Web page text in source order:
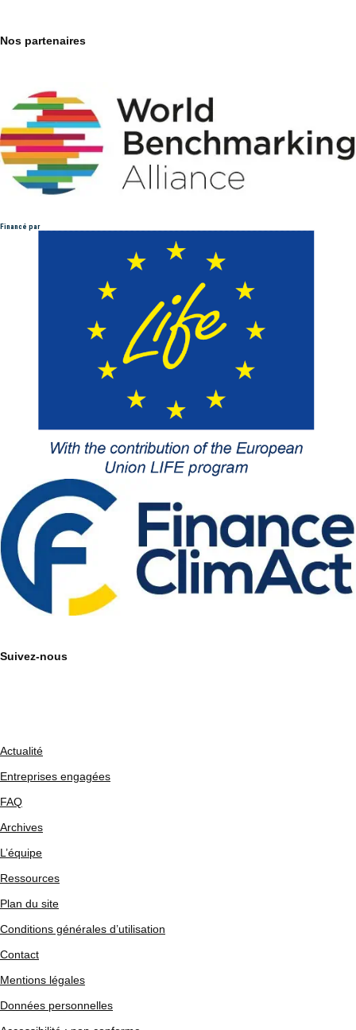
Nos partenaires
Financé par
Suivez-nous
Actualité
Entreprises engagées
FAQ
Archives
L’équipe
Ressources
Plan du site
Conditions générales d’utilisation
Contact
Mentions légales
Données personnelles